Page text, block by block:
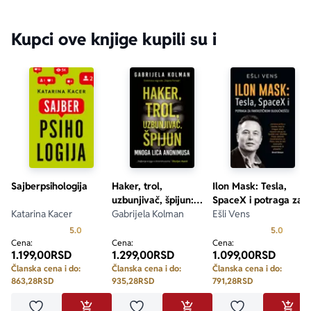
Kupci ove knjige kupili su i
Sajberpsihologija
Katarina Kacer
5.0
Cena:
1.199,00RSD
Članska cena i do:
863,28RSD
Haker, trol,
uzbunjivač, špijun:
mnoga lica Anonimusa
Gabrijela Kolman
Cena:
1.299,00RSD
Članska cena i do:
935,28RSD
Ilon Mask: Tesla,
SpaceX i potraga za
fantastičnom
Ešli Vens
5.0
Cena:
1.099,00RSD
Članska cena i do:
791,28RSD